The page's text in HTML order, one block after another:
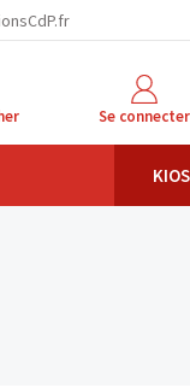
Se connecter